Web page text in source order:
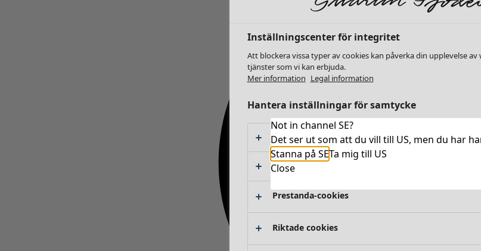
Not in channel SE?
Det ser ut som att du vill till US, men du har
Stanna på SETa mig till US
Close
Inställningscenter för integritet
Att blockera vissa typer av cookies kan påverka din upplevelse
tjänster som vi kan erbjuda.
Mer information Legal information
Hantera inställningar för samtycke
Absolut nödvändiga cookies
Funktionella cookies
Prestanda-cookies
Riktade cookies